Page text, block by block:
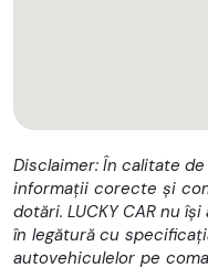
Disclaimer: În calitate
informații corecte și
dotări. LUCKY CAR nu
în legătură cu
autovehiculelor pe